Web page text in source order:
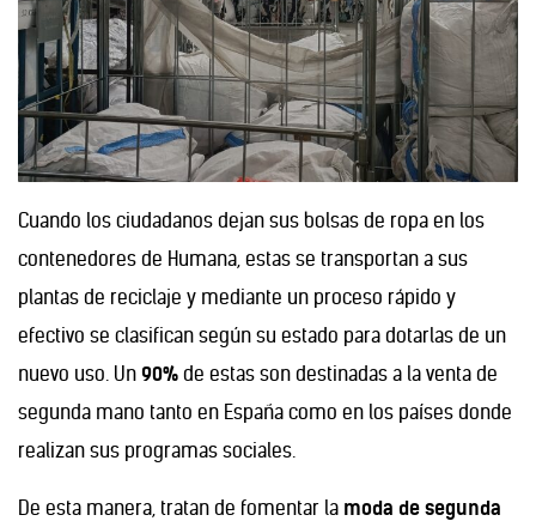
Cuando los ciudadanos dejan sus bolsas de ropa en los
contenedores de Humana, estas se transportan a sus
plantas de reciclaje y mediante un proceso rápido y
efectivo se clasifican según su estado para dotarlas de un
nuevo uso. Un 90% de estas son destinadas a la venta de
segunda mano tanto en España como en los países donde
realizan sus programas sociales.
De esta manera, tratan de fomentar la moda de segunda